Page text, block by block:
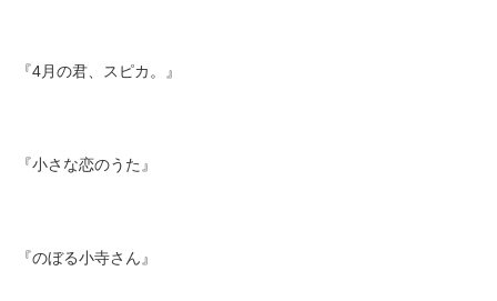
『4月の君、スピカ。』
『小さな恋のうた』
『のぼる小寺さん』